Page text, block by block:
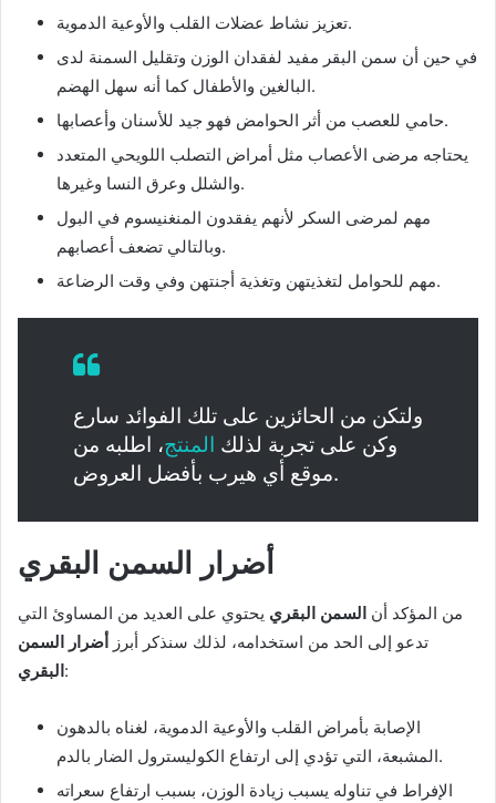
تعزيز نشاط عضلات القلب والأوعية الدموية.
في حين أن سمن البقر مفيد لفقدان الوزن وتقليل السمنة لدى
البالغين والأطفال كما أنه سهل الهضم.
حامي للعصب من أثر الحوامض فهو جيد للأسنان وأعصابها.
يحتاجه مرضى الأعصاب مثل أمراض التصلب اللويحي المتعدد
والشلل وعرق النسا وغيرها.
مهم لمرضى السكر لأنهم يفقدون المنغنيسوم في البول
وبالتالي تضعف أعصابهم.
مهم للحوامل لتغذيتهن وتغذية أجنتهن وفي وقت الرضاعة.
ولتكن من الحائزين على تلك الفوائد سارع
وكن على تجربة لذلك المنتج، اطلبه من
موقع أي هيرب بأفضل العروض.
أضرار السمن البقري
من المؤكد أن السمن البقري يحتوي على العديد من المساوئ التي
تدعو إلى الحد من استخدامه، لذلك سنذكر أبرز أضرار السمن
البقري :
الإصابة بأمراض القلب والأوعية الدموية، لغناه بالدهون
المشبعة، التي تؤدي إلى ارتفاع الكوليسترول الضار بالدم.
الإفراط في تناوله يسبب زيادة الوزن، بسبب ارتفاع سعراته